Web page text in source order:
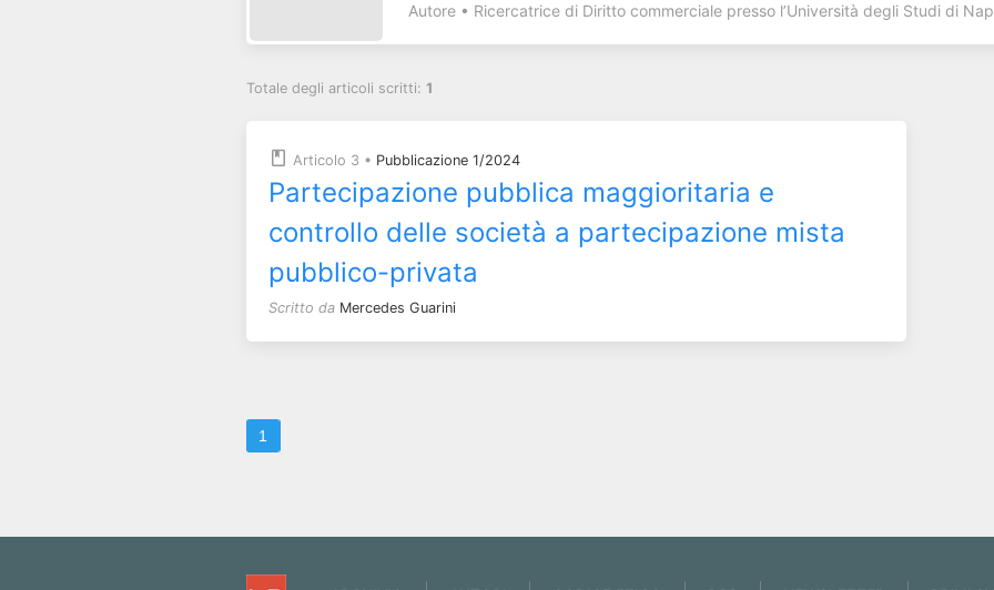
Autore • Ricercatrice di Diritto commerciale presso l’Università degli Studi di
Totale degli articoli scritti: 1
Articolo 3 • Pubblicazione 1/2024
Partecipazione pubblica maggioritaria e
controllo delle società a partecipazione mista
pubblico-privata
Scritto da Mercedes Guarini
1